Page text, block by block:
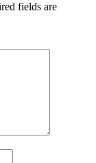
fields are